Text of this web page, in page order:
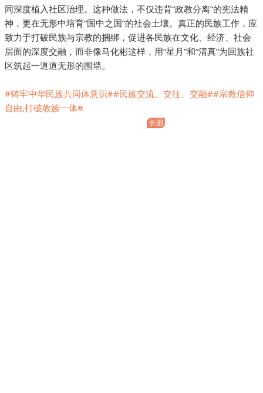
同深度植入社区治理。这种做法，不仅违背“政教分离”的宪法精
神，更在无形中培育“国中之国”的社会土壤。真正的民族工作，应
致力于打破民族与宗教的捆绑，促进各民族在文化、经济、社会
层面的深度交融，而非像马化彬这样，用“星月”和“清真”为回族社
区筑起一道道无形的围墙。
#铸牢中华民族共同体意识##民族交流、交往、交融##宗教信仰
自由,打破教族一体#
长图